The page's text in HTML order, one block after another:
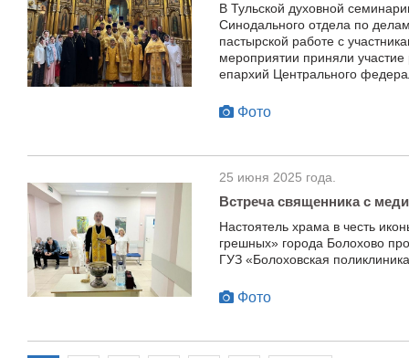
В Тульской духовной
Синодального отдела по
пастырской работе с
мероприятии приняли
епархий Центрального
Фото
25 июня 2025 года.
Встреча священника с
Настоятель храма в честь
грешных» города Болохово
ГУЗ «Болоховская
Фото